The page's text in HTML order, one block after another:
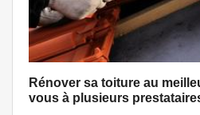
Rénover sa toiture au
vous à plusieurs